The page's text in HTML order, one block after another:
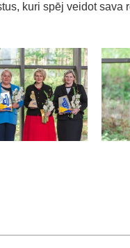
kuri spēj veidot sava